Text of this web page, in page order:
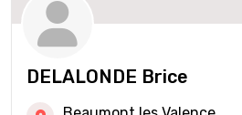
DELALONDE Brice